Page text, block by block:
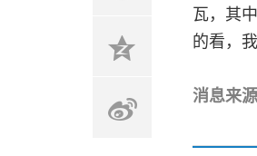
瓦，其
的看，
消息来